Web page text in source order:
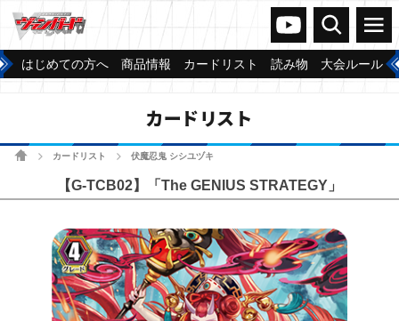
ヴァンガードch
検索 メニュー
はじめての方へ 商品情報 カードリスト 読み物 大会ルール
カードリスト
ホームカードリスト 伏魔忍鬼 シシユヅキ
【G-TCB02】「The GENIUS STRATEGY」